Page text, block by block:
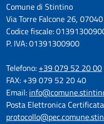
Comune di Stintino
Via Torre Falcone 26,
Codice fiscale:
P. IVA: 01391300900
Telefono: +39 079 52 20 00
FAX: +39 079 52 20 40
Email:
Posta Elettronica